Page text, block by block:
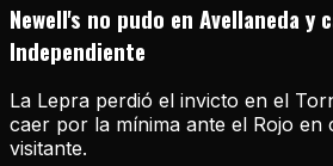
Newell's no pudo en Avellaneda y
Independiente
La Lepra perdió el invicto en el
caer por la mínima ante el Rojo en
visitante.